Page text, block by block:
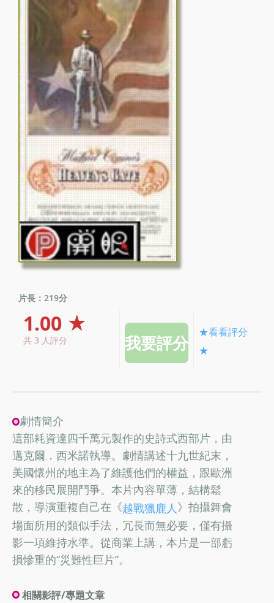
片長：219分
1.00 ★
共 3 人評分
★看看評分
★
劇情簡介
這部耗資達四千萬元製作的史詩式西部片，由
邁克爾．西米諾執導。劇情講述十九世紀末，
美國懷州的地主為了維護他們的權益，跟歐洲
來的移民展開鬥爭。本片內容單薄，結構鬆
散，導演重複自己在《越戰獵鹿人》拍攝舞會
場面所用的類似手法，冗長而無必要，僅有攝
影一項維持水準。從商業上講，本片是一部虧
損慘重的“災難性巨片”。
相關影評/專題文章